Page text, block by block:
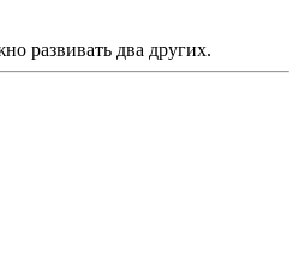
развивать два других.